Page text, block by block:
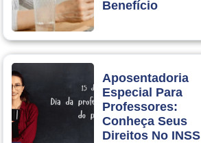
Benefício
Aposentadoria
Especial Para
Professores:
Conheça Seus
Direitos No INSS